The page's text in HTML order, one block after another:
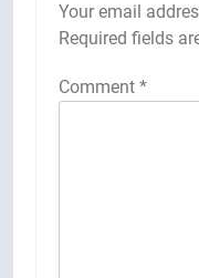
Your email
Required fields
Comment *